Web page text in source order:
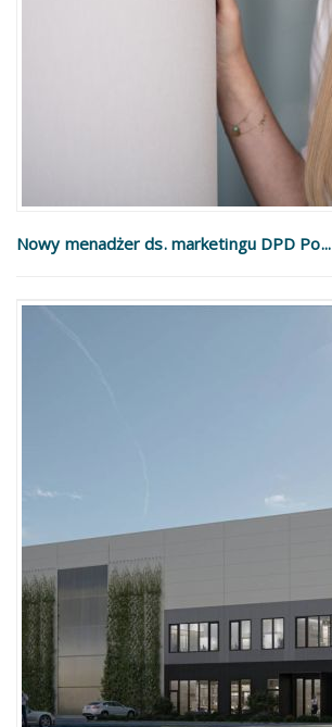
Nowy menadżer ds. marketingu DPD Po...